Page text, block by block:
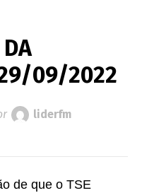
29/09/2022
liderfm
de que o TSE